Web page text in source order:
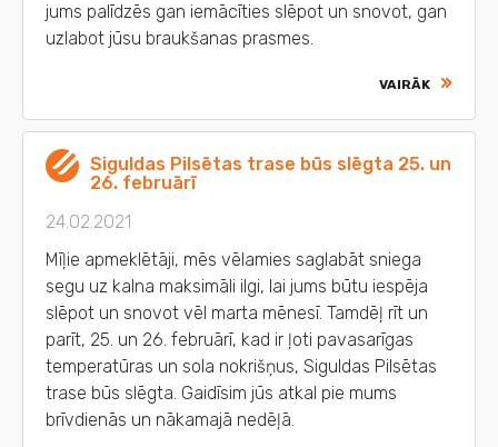
jums palīdzēs gan iemācīties slēpot un snovot, gan
uzlabot jūsu braukšanas prasmes.
VAIRĀK
Siguldas Pilsētas trase būs slēgta 25. un
26. februārī
24.02.2021
Mīļie apmeklētāji, mēs vēlamies saglabāt sniega
segu uz kalna maksimāli ilgi, lai jums būtu iespēja
slēpot un snovot vēl marta mēnesī. Tamdēļ rīt un
parīt, 25. un 26. februārī, kad ir ļoti pavasarīgas
temperatūras un sola nokrišņus, Siguldas Pilsētas
trase būs slēgta. Gaidīsim jūs atkal pie mums
brīvdienās un nākamajā nedēļā.